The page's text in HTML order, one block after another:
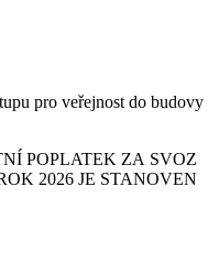
pro veřejnost do budovy
POPLATEK ZA SVOZ
2026 JE STANOVEN